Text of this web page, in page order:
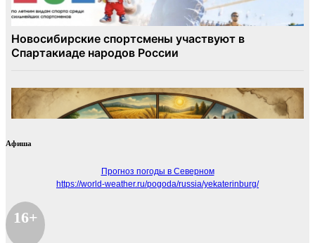
Афиша
Прогноз погоды в Северном
https://world-weather.ru/pogoda/russia/yekaterinburg/
16+